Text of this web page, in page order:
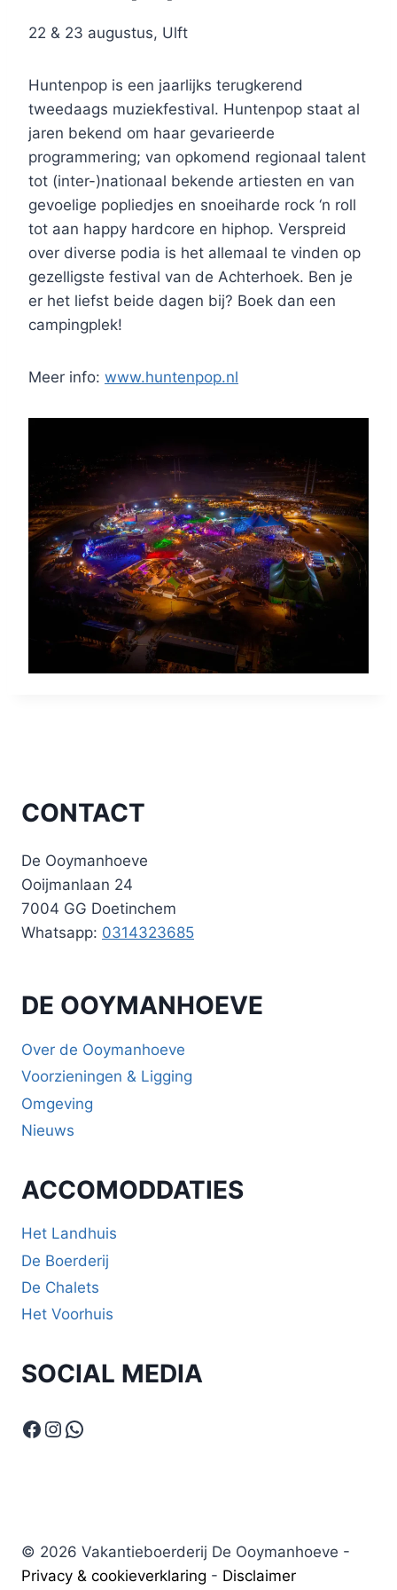
22 & 23 augustus, Ulft
Huntenpop is een jaarlijks terugkerend
tweedaags muziekfestival. Huntenpop staat al
jaren bekend om haar gevarieerde
programmering; van opkomend regionaal talent
tot (inter-)nationaal bekende artiesten en van
gevoelige popliedjes en snoeiharde rock ‘n roll
tot aan happy hardcore en hiphop. Verspreid
over diverse podia is het allemaal te vinden op
gezelligste festival van de Achterhoek. Ben je
er het liefst beide dagen bij? Boek dan een
campingplek!
Meer info: www.huntenpop.nl
CONTACT
De Ooymanhoeve
Ooijmanlaan 24
7004 GG Doetinchem
Whatsapp: 0314323685
DE OOYMANHOEVE
Over de Ooymanhoeve
Voorzieningen & Ligging
Omgeving
Nieuws
ACCOMODDATIES
Het Landhuis
De Boerderij
De Chalets
Het Voorhuis
SOCIAL MEDIA
Facebook
Instagram
WhatsApp
© 2026 Vakantieboerderij De Ooymanhoeve -
Privacy & cookieverklaring - Disclaimer